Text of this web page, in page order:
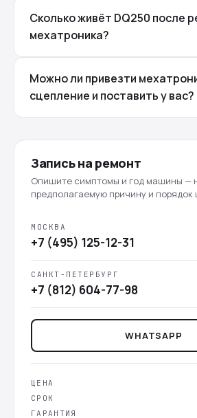
Сколько живёт DQ250 после
мехатроника?
Можно ли привезти
сцепление и поставить у вас?
Запись на ремонт
Опишите симптомы и год машины —
предполагаемую причину и порядок
МОСКВА
+7 (495) 125-12-31
САНКТ-ПЕТЕРБУРГ
+7 (812) 604-77-98
WHATSAPP
ЦЕНА
СРОК
ГАРАНТИЯ